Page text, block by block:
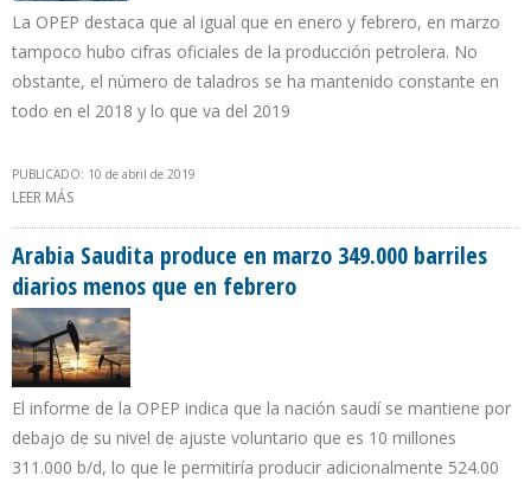
La OPEP destaca que al igual que en enero y febrero, en marzo
tampoco hubo cifras oficiales de la producción petrolera. No
obstante, el número de taladros se ha mantenido constante en
todo en el 2018 y lo que va del 2019
PUBLICADO: 10 de abril de 2019
LEER MÁS
Arabia Saudita produce en marzo 349.000 barriles
diarios menos que en febrero
El informe de la OPEP indica que la nación saudí se mantiene por
debajo de su nivel de ajuste voluntario que es 10 millones
311.000 b/d, lo que le permitiría producir adicionalmente 524.00